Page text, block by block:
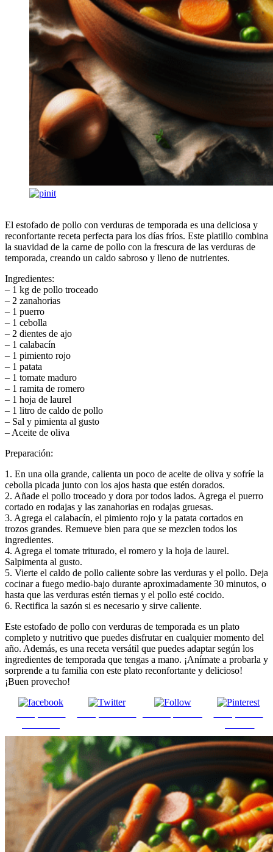
El estofado de pollo con verduras de temporada es una deliciosa y
reconfortante receta perfecta para los días fríos. Este platillo combina
la suavidad de la carne de pollo con la frescura de las verduras de
temporada, creando un caldo sabroso y lleno de nutrientes.
Ingredientes:
– 1 kg de pollo troceado
– 2 zanahorias
– 1 puerro
– 1 cebolla
– 2 dientes de ajo
– 1 calabacín
– 1 pimiento rojo
– 1 patata
– 1 tomate maduro
– 1 ramita de romero
– 1 hoja de laurel
– 1 litro de caldo de pollo
– Sal y pimienta al gusto
– Aceite de oliva
Preparación:
1. En una olla grande, calienta un poco de aceite de oliva y sofríe la
cebolla picada junto con los ajos hasta que estén dorados.
2. Añade el pollo troceado y dora por todos lados. Agrega el puerro
cortado en rodajas y las zanahorias en rodajas gruesas.
3. Agrega el calabacín, el pimiento rojo y la patata cortados en
trozos grandes. Remueve bien para que se mezclen todos los
ingredientes.
4. Agrega el tomate triturado, el romero y la hoja de laurel.
Salpimenta al gusto.
5. Vierte el caldo de pollo caliente sobre las verduras y el pollo. Deja
cocinar a fuego medio-bajo durante aproximadamente 30 minutos, o
hasta que las verduras estén tiernas y el pollo esté cocido.
6. Rectifica la sazón si es necesario y sirve caliente.
Este estofado de pollo con verduras de temporada es un plato
completo y nutritivo que puedes disfrutar en cualquier momento del
año. Además, es una receta versátil que puedes adaptar según los
ingredientes de temporada que tengas a mano. ¡Anímate a probarla y
sorprende a tu familia con este plato reconfortante y delicioso!
¡Buen provecho!